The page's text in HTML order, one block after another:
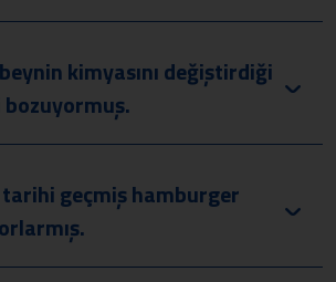
kimyasını değiştirdiği
geçmiş hamburger